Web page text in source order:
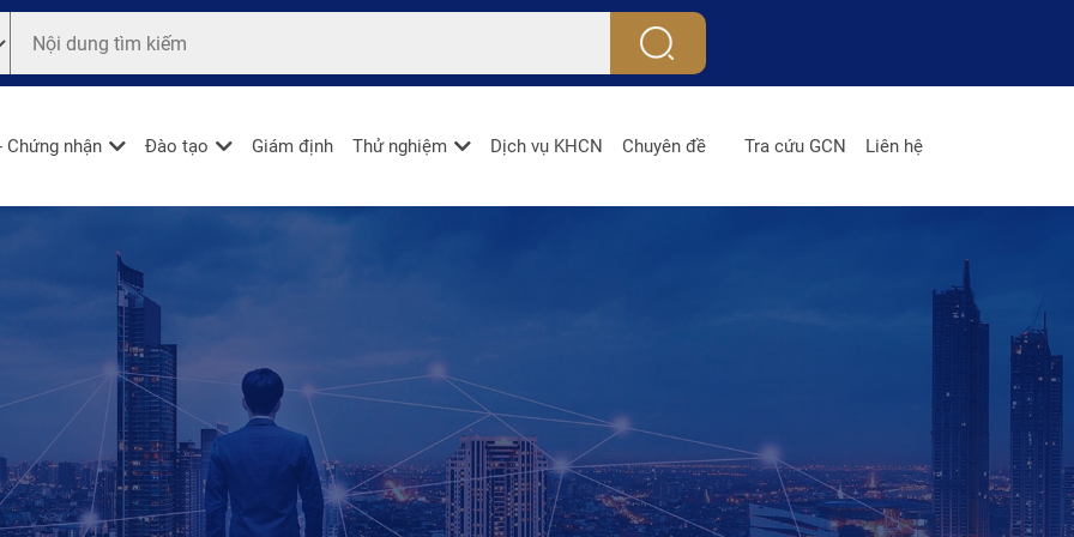
Chứng nhận Đào tạo Giám định Thử nghiệm Dịch vụ KHCN Chuyên đề Tra cứu GCN Liên hệ